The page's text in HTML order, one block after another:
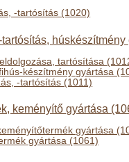
-tartósítás (1020)
húskészítmény
tartósítása
készítmény gyártása
-tartósítás (1011)
keményítő gyártása
gyártása
gyártása (1061)